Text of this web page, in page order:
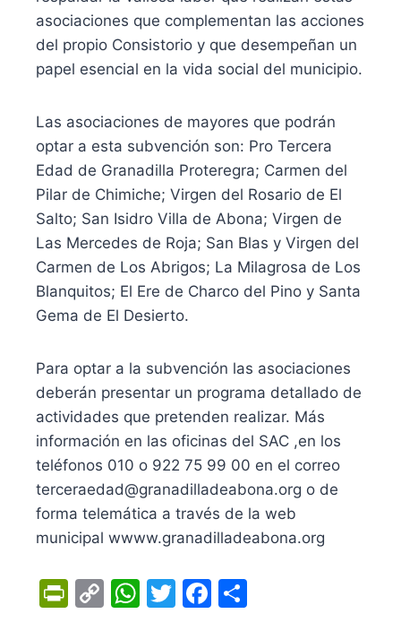
asociaciones que complementan las acciones
del propio Consistorio y que desempeñan un
papel esencial en la vida social del municipio.
Las asociaciones de mayores que podrán
optar a esta subvención son: Pro Tercera
Edad de Granadilla Proteregra; Carmen del
Pilar de Chimiche; Virgen del Rosario de El
Salto; San Isidro Villa de Abona; Virgen de
Las Mercedes de Roja; San Blas y Virgen del
Carmen de Los Abrigos; La Milagrosa de Los
Blanquitos; El Ere de Charco del Pino y Santa
Gema de El Desierto.
Para optar a la subvención las asociaciones
deberán presentar un programa detallado de
actividades que pretenden realizar. Más
información en las oficinas del SAC ,en los
teléfonos 010 o 922 75 99 00 en el correo
terceraedad@granadilladeabona.org o de
forma telemática a través de la web
municipal wwww.granadilladeabona.org
Pr C
W T
F